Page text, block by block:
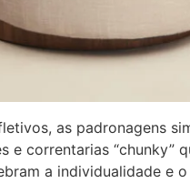
as padronagens
e correntarias “chunky”
a individualidade e